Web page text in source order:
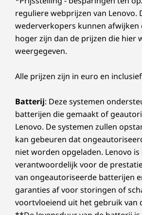
Flexibele
Blijf verbonden en werk
veelzijdige
ThinkCentre M75t Gen 5-tower.
uitbreidingssleuven en een
en USB-C®-poorten kun je
randapparatuur projecteren,
overdragen en je werkplek
Bovendien ondersteunt het
Draadloze communicatie
Wifi 6E* RZ616
Wifi 6E* RTL8852CE
Wifi 6 MT7921LEN
ONTWERP
Afmetingen (H x B x D)
346 mm x 145 mm x 295 mm /
Gewicht
Vanaf 5,9 kg
14-Netaansluiting
15-Optioneel: serieel
17-Padlock Loop
18-Kensington Security Slot™
Performance
Winkel
Vergelijken
Ontdek alle Desktops en
reguliere webprijzen van Lenovo.
wederverkopers kunnen afwijken
hoger zijn dan de prijzen die hier
weergegeven.
Alle prijzen zijn in euro en
Batterij: Deze systemen
batterijen die gemaakt of
Lenovo. De systemen zullen
kan gebeuren dat
niet worden opgeladen. Lenovo is
verantwoordelijk voor de
van ongeautoriseerde batterijen
garanties af voor storingen of
voortvloeiend uit het gebruik van